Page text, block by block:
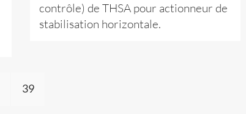
contrôle) de THSA pour actionneur de
stabilisation horizontale.
39